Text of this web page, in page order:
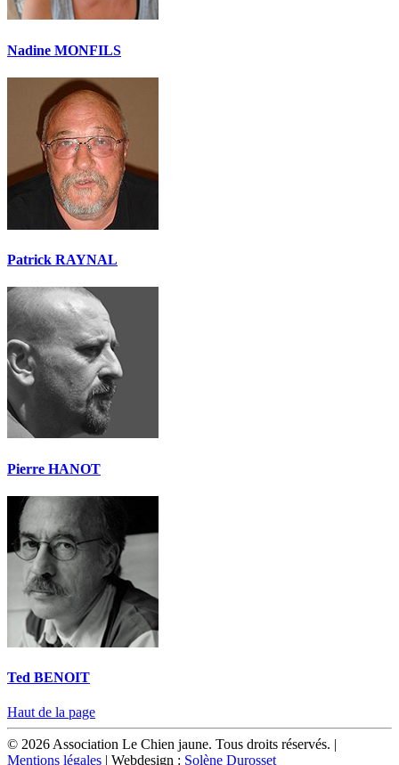
Nadine MONFILS
Patrick RAYNAL
Pierre HANOT
Ted BENOIT
Haut de la page
© 2026 Association Le Chien jaune. Tous droits réservés. |
Mentions légales | Webdesign : Solène Durosset